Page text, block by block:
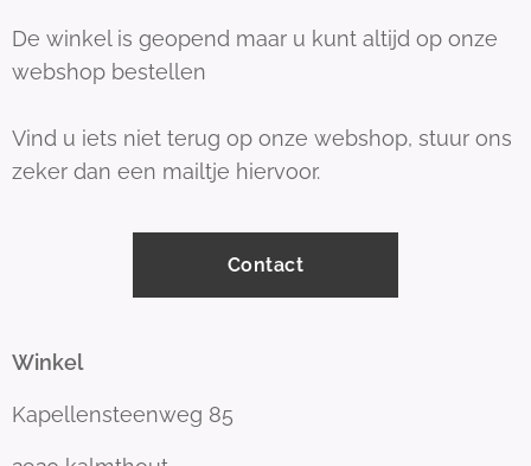
De winkel is geopend maar u kunt altijd op onze
webshop bestellen
Vind u iets niet terug op onze webshop, stuur ons
zeker dan een mailtje hiervoor.
Contact
Winkel
Kapellensteenweg 85